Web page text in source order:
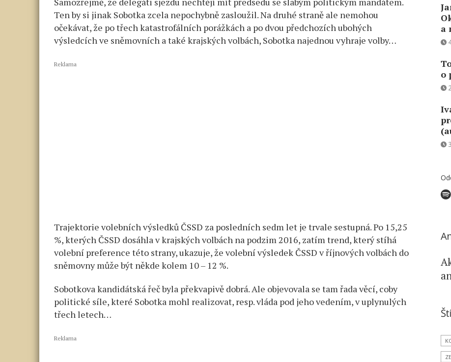
Ten by si jinak Sobotka zcela nepochybně zasloužil. Na druhé straně ale nemohou
očekávat, že po třech katastrofálních porážkách a po dvou předchozích ubohých
výsledcích ve sněmovních a také krajských volbách, Sobotka najednou vyhraje volby…
Reklama
Trajektorie volebních výsledků ČSSD za posledních sedm let je trvale sestupná. Po 15,25
%, kterých ČSSD dosáhla v krajských volbách na podzim 2016, zatím trend, který stíhá
volební preference této strany, ukazuje, že volební výsledek ČSSD v říjnových volbách do
sněmovny může být někde kolem 10 – 12 %.
Sobotkova kandidátská řeč byla překvapivě dobrá. Ale objevovala se tam řada věcí, coby
politické síle, které Sobotka mohl realizovat, resp. vláda pod jeho vedením, v uplynulých
třech letech…
Reklama
a
o